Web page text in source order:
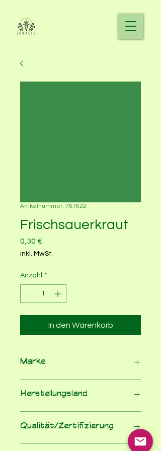
Artikelnummer: 767822
Frischsauerkraut
0,30 €
inkl. MwSt.
Anzahl *
In den Warenkorb
Marke
Herstellungsland
Qualität/Zertifizierung